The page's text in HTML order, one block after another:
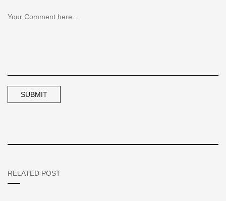
RELATED POST